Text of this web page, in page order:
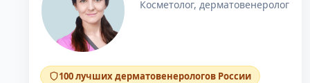
Косметолог, дерматовенеролог
100 лучших дерматовенерологов России